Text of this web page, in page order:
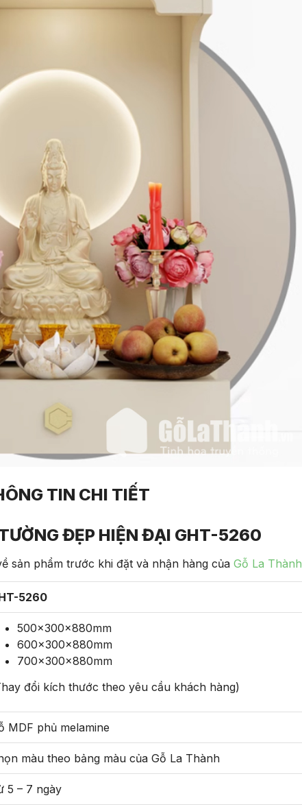
TIN CHI TIẾT
ĐẸP HIỆN ĐẠI GHT-5260
sản phẩm trước khi đặt và nhận hàng của Gỗ La Thành
5260
500x300x880mm
600x300x880mm
700x300x880mm
đổi kích thước theo yêu cầu khách hàng)
MDF phủ melamine
màu theo bảng màu của Gỗ La Thành
5 – 7 ngày